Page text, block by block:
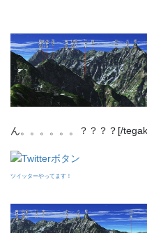
ん。。。。。。？？？？[/
ツイッターやってます！